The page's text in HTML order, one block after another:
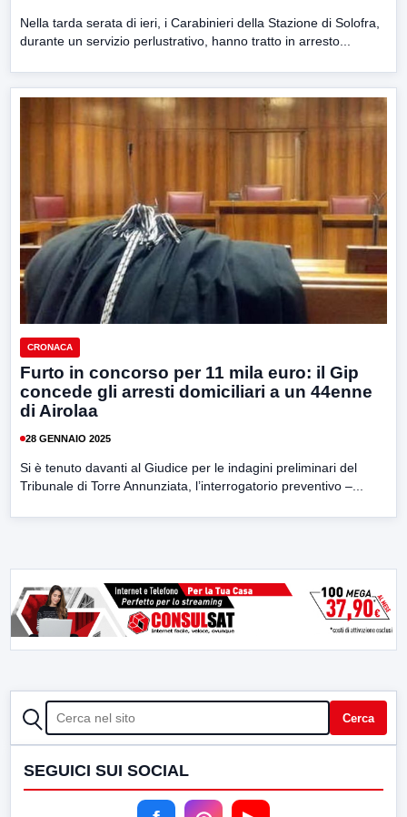
Nella tarda serata di ieri, i Carabinieri della Stazione di Solofra,
durante un servizio perlustrativo, hanno tratto in arresto...
CRONACA
Furto in concorso per 11 mila euro: il Gip
concede gli arresti domiciliari a un 44enne
di Airolaa
28 GENNAIO 2025
Si è tenuto davanti al Giudice per le indagini preliminari del
Tribunale di Torre Annunziata, l’interrogatorio preventivo –...
CERCA Cerca
SEGUICI SUI SOCIAL